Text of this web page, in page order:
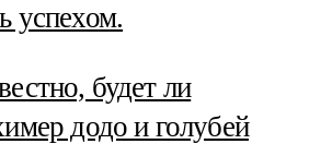
успехом.
будет ли
додо и голубей